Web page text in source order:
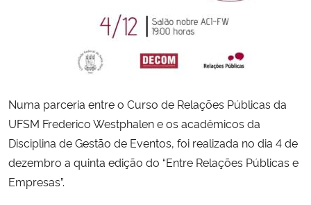
Ministério do Desenvolvimento Regional
Controladoria-Geral da União
Secretaria-Geral
Secretaria de Governo
Numa parceria entre o Curso de Relações Públicas da
UFSM Frederico Westphalen e os acadêmicos da
Disciplina de Gestão de Eventos, foi realizada no dia 4 de
dezembro a quinta edição do “Entre Relações Públicas e
Empresas”.